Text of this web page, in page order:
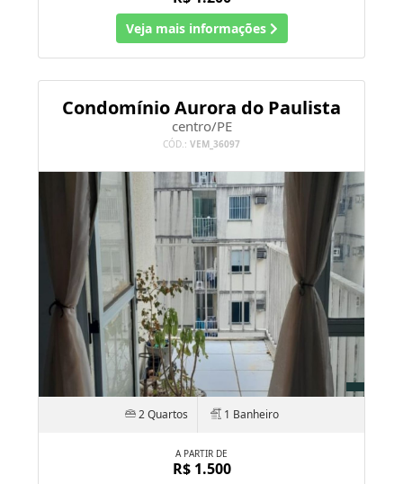
Condomínio Aurora do Paulista
centro/PE
CÓD.:VEM_36097
2 Quartos 1 Banheiro
A PARTIR DE
R$ 1.500
Veja mais informações